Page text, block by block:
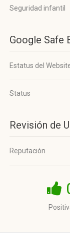
Seguridad infantil
Google Safe
Estatus del
Status
Revisión de
Reputación